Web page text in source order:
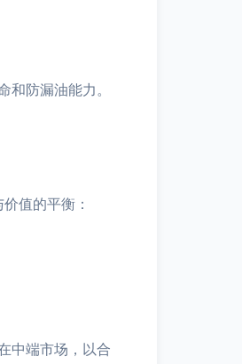
防漏油能力。
值的平衡：
中端市场，以合